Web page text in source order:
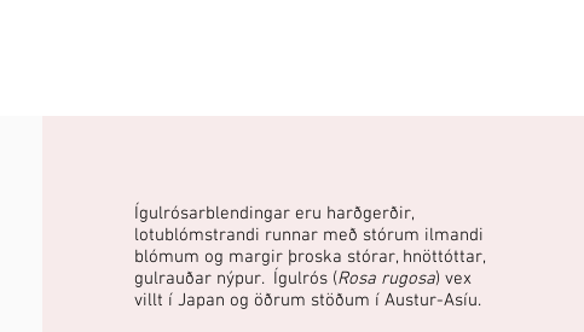
Ígulrósarblendingar eru harðgerðir,
lotublómstrandi runnar með stórum ilmandi
blómum og margir þroska stórar, hnöttóttar,
gulrauðar nýpur. Ígulrós (Rosa rugosa) vex
villt í Japan og öðrum stöðum í Austur-Asíu.